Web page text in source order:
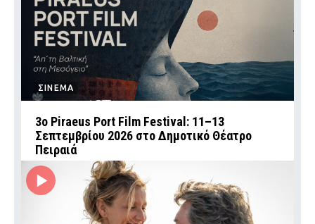
ΣΙΝΕΜΑ
3ο Piraeus Port Film Festival: 11–13
Σεπτεμβρίου 2026 στο Δημοτικό Θέατρο
Πειραιά